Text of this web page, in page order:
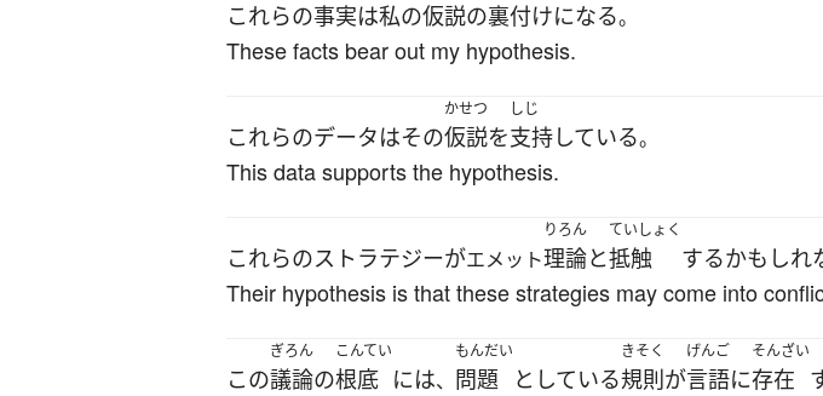
これらの事実は私の仮説の裏付けになる。
These facts bear out my hypothesis.
これらのデータはその
かせつ
仮説を
しじ
支持している。
This data supports the hypothesis.
これらのストラテジーがエメット
りろん
理論と
ていしょく
抵触 するかもしれ
Their hypothesis is that these strategies may come into
この
ぎろん
議論の
こんてい
根底 には、
もんだい
問題 としている
きそく
規則が
げんご
言語に
そんざい
存在